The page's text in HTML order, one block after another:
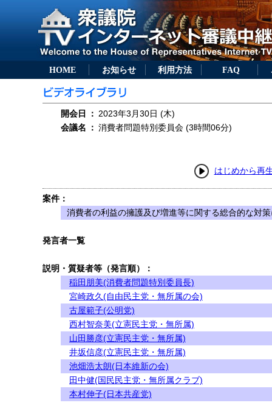
HOME お知らせ 利用方法 FAQ
開会日 ： 2023年3月30日 (木)
会議名
： 消費者問題特別委員会 (3時間06分)
はじめから再
案件：
消費者の利益の擁護及び増進等に関する総合的な対
発言者一覧
説明・質疑者等（発言順）：
稲田朋美(消費者問題特別委員長)
宮崎政久(自由民主党・無所属の会)
古屋範子(公明党)
西村智奈美(立憲民主党・無所属)
山田勝彦(立憲民主党・無所属)
井坂信彦(立憲民主党・無所属)
池畑浩太朗(日本維新の会)
田中健(国民民主党・無所属クラブ)
本村伸子(日本共産党)